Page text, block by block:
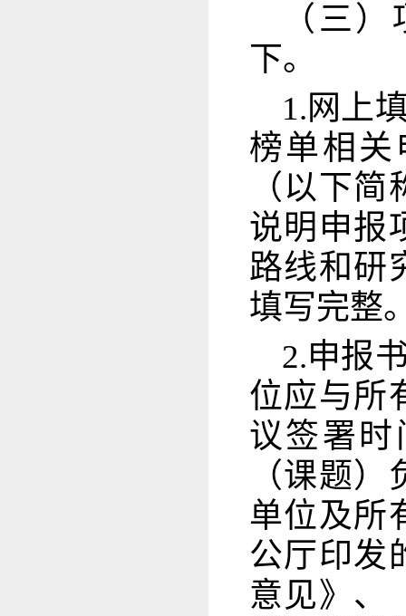
（三
下。
1.网上
榜单相关
（以下
说明申报
路线和研
填写完整
2.申报
位应与所
议签署时
（课题
单位及所
公厅印发
意见》、